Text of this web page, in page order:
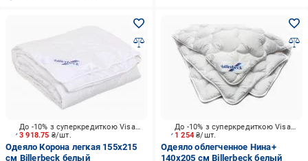
3 918.75 ₴/шт.
До -10% з суперкредиткою Visa Вигода
Одеяло Корона легкая 155x215
см Billerbeck белый
1 254₴/шт.
До -10% з суперкредиткою Visa Вигода
Одеяло облегченное Нина+
140x205 см Billerbeck белый